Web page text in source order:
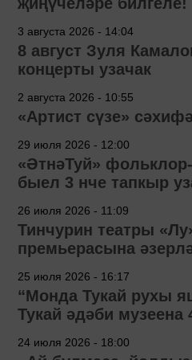
җиңүчеләре билгеле!
3 августа 2026 - 14:04
8 август Зуля
концерты узачак
2 августа 2026 - 10:55
«Артист сүзе»
29 июля 2026 - 12:00
«ӘтнәТуй»
быел 3 нче тапкыр
26 июля 2026 - 11:09
Тинчурин театры
премьерасына
25 июля 2026 - 16:17
“Монда Тукай рухы
Тукай әдәби музеена
24 июля 2026 - 18:00